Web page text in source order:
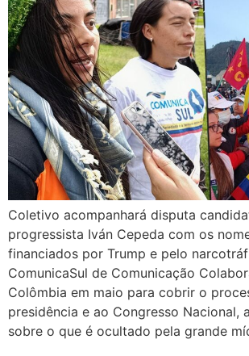
Coletivo acompanhará disputa
progressista Iván Cepeda com os
financiados por Trump e pelo
ComunicaSul de Comunicação
Colômbia em maio para cobrir o
presidência e ao Congresso Nacional,
sobre o que é ocultado pela grande